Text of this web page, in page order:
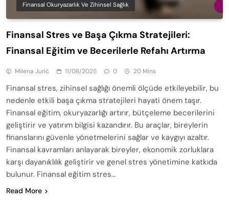
Finansal Okuryazarlık Ve Zihinsel Sağlık
Finansal Stres ve Başa Çıkma Stratejileri:
Finansal Eğitim ve Becerilerle Refahı Artırma
Milena Jurić 11/08/2025 0 20 Mins
Finansal stres, zihinsel sağlığı önemli ölçüde etkileyebilir, bu
nedenle etkili başa çıkma stratejileri hayati önem taşır.
Finansal eğitim, okuryazarlığı artırır, bütçeleme becerilerini
geliştirir ve yatırım bilgisi kazandırır. Bu araçlar, bireylerin
finanslarını güvenle yönetmelerini sağlar ve kaygıyı azaltır.
Finansal kavramları anlayarak bireyler, ekonomik zorluklara
karşı dayanıklılık geliştirir ve genel stres yönetimine katkıda
bulunur. Finansal eğitim stres…
Read More